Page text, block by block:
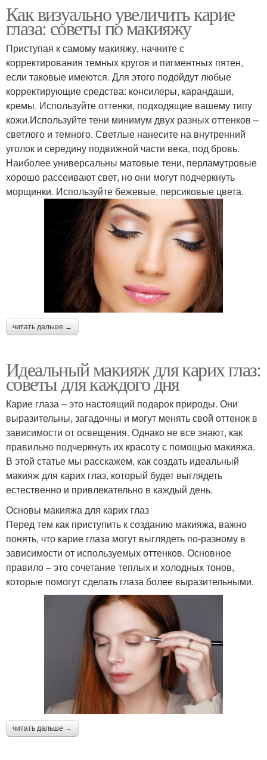
Как визуально увеличить карие
глаза: советы по макияжу
Приступая к самому макияжу, начните с
корректирования темных кругов и пигментных пятен,
если таковые имеются. Для этого подойдут любые
корректирующие средства: консилеры, карандаши,
кремы. Используйте оттенки, подходящие вашему типу
кожи.Используйте тени минимум двух разных оттенков –
светлого и темного. Светлые нанесите на внутренний
уголок и середину подвижной части века, под бровь.
Наиболее универсальны матовые тени, перламутровые
хорошо рассеивают свет, но они могут подчеркнуть
морщинки. Используйте бежевые, персиковые цвета.
читать дальше →
Идеальный макияж для карих глаз:
советы для каждого дня
Карие глаза – это настоящий подарок природы. Они
выразительны, загадочны и могут менять свой оттенок в
зависимости от освещения. Однако не все знают, как
правильно подчеркнуть их красоту с помощью макияжа.
В этой статье мы расскажем, как создать идеальный
макияж для карих глаз, который будет выглядеть
естественно и привлекательно в каждый день.
Основы макияжа для карих глаз
Перед тем как приступить к созданию макияжа, важно
понять, что карие глаза могут выглядеть по-разному в
зависимости от используемых оттенков. Основное
правило – это сочетание теплых и холодных тонов,
которые помогут сделать глаза более выразительными.
читать дальше →